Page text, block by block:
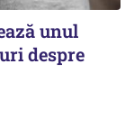
unul
despre